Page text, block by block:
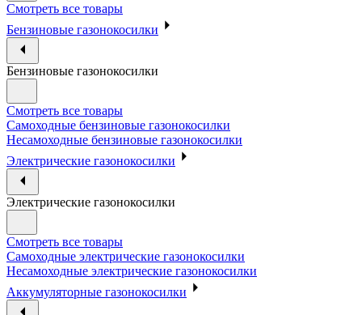
Смотреть все товары
Бензиновые газонокосилки
Бензиновые газонокосилки
Смотреть все товары
Самоходные бензиновые газонокосилки
Несамоходные бензиновые газонокосилки
Электрические газонокосилки
Электрические газонокосилки
Смотреть все товары
Самоходные электрические газонокосилки
Несамоходные электрические газонокосилки
Аккумуляторные газонокосилки